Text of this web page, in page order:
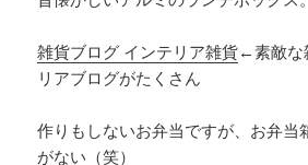
雑貨ブログ インテリア雑貨←素敵な
リアブログがたくさん
作りもしないお弁当ですが、お弁当
がない（笑）